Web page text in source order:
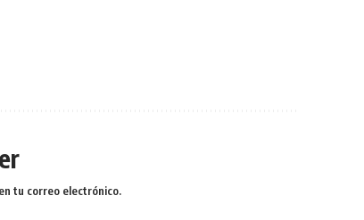
tu correo electrónico.